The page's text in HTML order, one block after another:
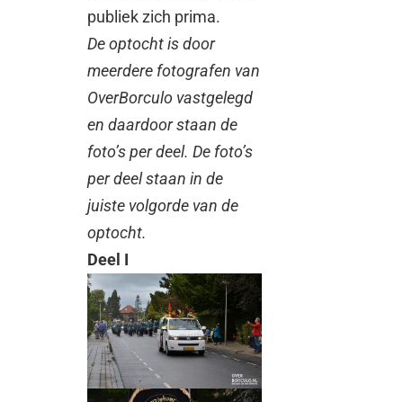
publiek zich prima.
De optocht is door
meerdere fotografen van
OverBorculo vastgelegd
en daardoor staan de
foto’s per deel. De foto’s
per deel staan in de
juiste volgorde van de
optocht.
Deel I